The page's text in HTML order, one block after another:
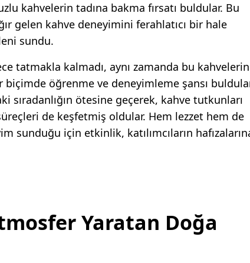
kahvelerin tadına bakma fırsatı buldular. Bu
gelen kahve deneyimini ferahlatıcı bir hale
sundu.
tatmakla kalmadı, aynı zamanda bu kahvelerin
biçimde öğrenme ve deneyimleme şansı
sıradanlığın ötesine geçerek, kahve tutkunları
de keşfetmiş oldular. Hem lezzet hem de
sunduğu için etkinlik, katılımcıların
Yaratan Doğa